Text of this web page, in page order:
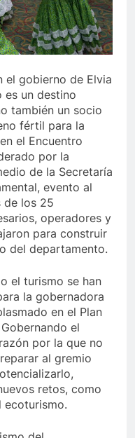
Con
3 Años Ago
de niña de 13
el gobierno de Elvia
es un destino
también un socio
fértil para la
el Encuentro
por la
de la Secretaría
evento al
de los 25
operadores y
para construir
del departamento.
el turismo se han
la gobernadora
en el Plan
el
por la que no
al gremio
retos, como
ecoturismo.